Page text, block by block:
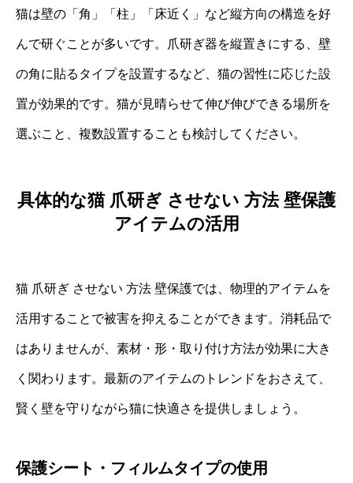
猫は壁の「角」「柱」「床近く」など縦方向の構造を好
んで研ぐことが多いです。爪研ぎ器を縦置きにする、壁
の角に貼るタイプを設置するなど、猫の習性に応じた設
置が効果的です。猫が見晴らせて伸び伸びできる場所を
選ぶこと、複数設置することも検討してください。
具体的な猫 爪研ぎ させない 方法 壁保護
アイテムの活用
猫 爪研ぎ させない 方法 壁保護では、物理的アイテムを
活用することで被害を抑えることができます。消耗品で
はありませんが、素材・形・取り付け方法が効果に大き
く関わります。最新のアイテムのトレンドをおさえて、
賢く壁を守りながら猫に快適さを提供しましょう。
保護シート・フィルムタイプの使用